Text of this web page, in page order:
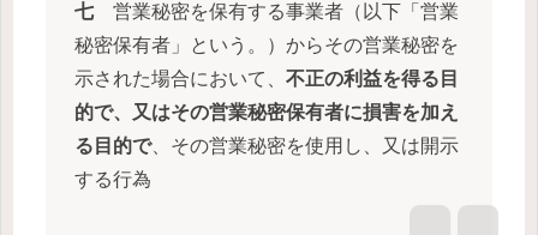
七営業秘密を保有する事業者（以下「営業
秘密保有者」という。）からその営業秘密を
示された場合において、 不正の利益を得る目
的で、又はその営業秘密保有者に損害を加え
る目的で、その営業秘密を使用し、又は開示
する行為